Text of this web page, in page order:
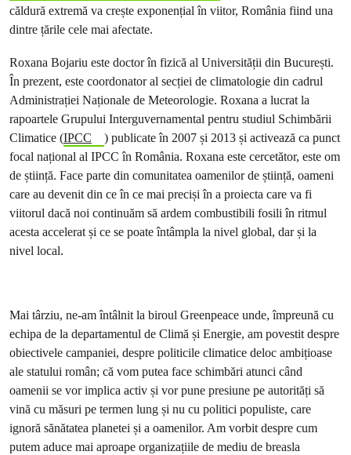
căldură extremă va crește exponențial în viitor, România fiind una
dintre țările cele mai afectate.
Roxana Bojariu este doctor în fizică al Universității din București.
În prezent, este coordonator al secției de climatologie din cadrul
Administrației Naționale de Meteorologie. Roxana a lucrat la
rapoartele Grupului Interguvernamental pentru studiul Schimbării
Climatice (IPCC
) publicate în 2007 și 2013 și activează ca punct
focal național al IPCC în România. Roxana este cercetător, este om
de știință. Face parte din comunitatea oamenilor de știință, oameni
care au devenit din ce în ce mai preciși în a proiecta care va fi
viitorul dacă noi continuăm să ardem combustibili fosili în ritmul
acesta accelerat și ce se poate întâmpla la nivel global, dar și la
nivel local.
Mai târziu, ne-am întâlnit la biroul Greenpeace unde, împreună cu
echipa de la departamentul de Climă și Energie, am povestit despre
obiectivele campaniei, despre politicile climatice deloc ambițioase
ale statului român; că vom putea face schimbări atunci când
oamenii se vor implica activ și vor pune presiune pe autorități să
vină cu măsuri pe termen lung și nu cu politici populiste, care
ignoră sănătatea planetei și a oamenilor. Am vorbit despre cum
putem aduce mai aproape organizațiile de mediu de breasla